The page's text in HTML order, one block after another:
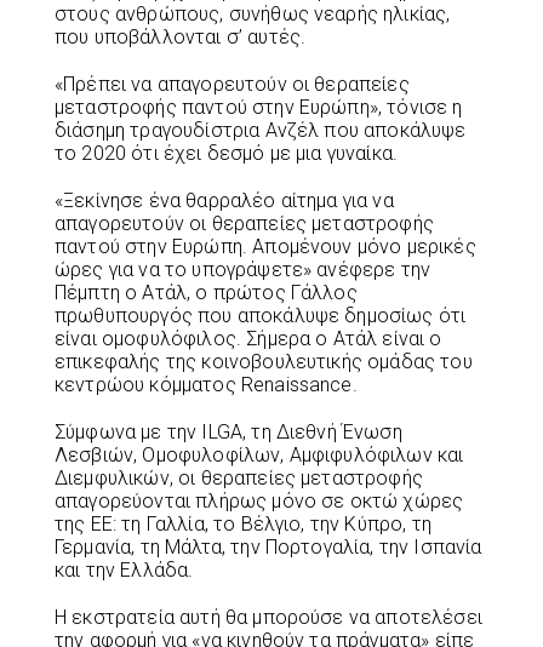
στους ανθρώπους, συνήθως νεαρής ηλικίας,
που υποβάλλονται σ’ αυτές.
«Πρέπει να απαγορευτούν οι θεραπείες
μεταστροφής παντού στην Ευρώπη», τόνισε η
διάσημη τραγουδίστρια Ανζέλ που αποκάλυψε
το 2020 ότι έχει δεσμό με μια γυναίκα.
«Ξεκίνησε ένα θαρραλέο αίτημα για να
απαγορευτούν οι θεραπείες μεταστροφής
παντού στην Ευρώπη. Απομένουν μόνο μερικές
ώρες για να το υπογράψετε» ανέφερε την
Πέμπτη ο Ατάλ, ο πρώτος Γάλλος
πρωθυπουργός που αποκάλυψε δημοσίως ότι
είναι ομοφυλόφιλος. Σήμερα ο Ατάλ είναι ο
επικεφαλής της κοινοβουλευτικής ομάδας του
κεντρώου κόμματος Renaissance.
Σύμφωνα με την ILGA, τη Διεθνή Ένωση
Λεσβιών, Ομοφυλοφίλων, Αμφιφυλόφιλων και
Διεμφυλικών, οι θεραπείες μεταστροφής
απαγορεύονται πλήρως μόνο σε οκτώ χώρες
της ΕΕ: τη Γαλλία, το Βέλγιο, την Κύπρο, τη
Γερμανία, τη Μάλτα, την Πορτογαλία, την Ισπανία
και την Ελλάδα.
Η εκστρατεία αυτή θα μπορούσε να αποτελέσει
την αφορμή για «να κινηθούν τα πράγματα» είπε